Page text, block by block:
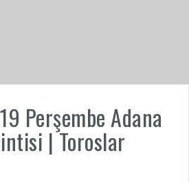
Perşembe Adana
| Toroslar